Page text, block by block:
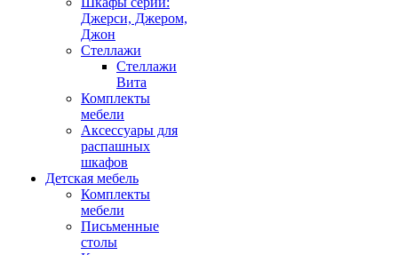
Джерси, Джером,
Джон
Стеллажи
Стеллажи
Вита
Комплекты
мебели
Аксессуары для
распашных
шкафов
Детская мебель
Комплекты
мебели
Письменные
столы